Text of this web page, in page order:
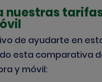
nuestras
de ayudarte en
esta comparativa
y móvil: